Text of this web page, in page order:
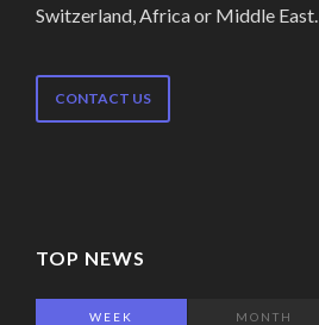
Switzerland, Africa or Middle East.
CONTACT US
TOP NEWS
WEEK MONTH